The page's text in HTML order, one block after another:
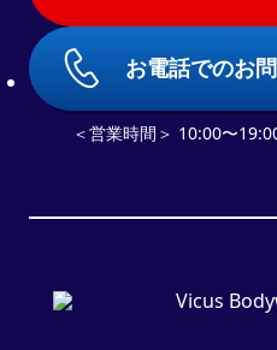
お電話でのお
＜営業時間＞ 10:00〜